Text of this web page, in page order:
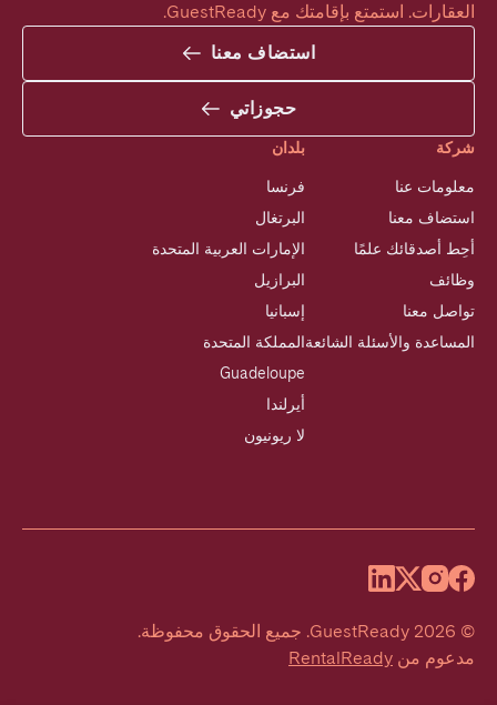
العقارات. استمتع بإقامتك مع GuestReady.
استضاف معنا
حجوزاتي
شركة
معلومات عنا
استضاف معنا
أحِط أصدقائك علمًا
وظائف
تواصل معنا
المساعدة والأسئلة الشائعة
بلدان
فرنسا
البرتغال
الإمارات العربية المتحدة
البرازيل
إسبانيا
المملكة المتحدة
Guadeloupe
أيرلندا
لا ريونيون
©
2026
GuestReady
. جميع الحقوق محفوظة.
مدعوم من RentalReady